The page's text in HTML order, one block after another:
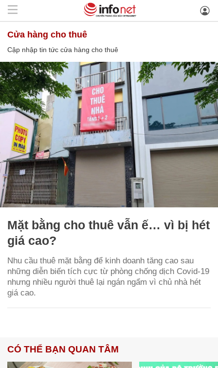
cửa hàng cho thuê
Cập nhập tin tức cửa hàng cho thuê
Mặt bằng cho thuê vẫn ế… vì bị hét
giá cao?
Nhu cầu thuê mặt bằng để kinh doanh tăng cao sau
những diễn biến tích cực từ phòng chống dịch Covid-19
nhưng nhiều người thuê lại ngán ngẩm vì chủ nhà hét
giá cao.
CÓ THỂ BẠN QUAN TÂM